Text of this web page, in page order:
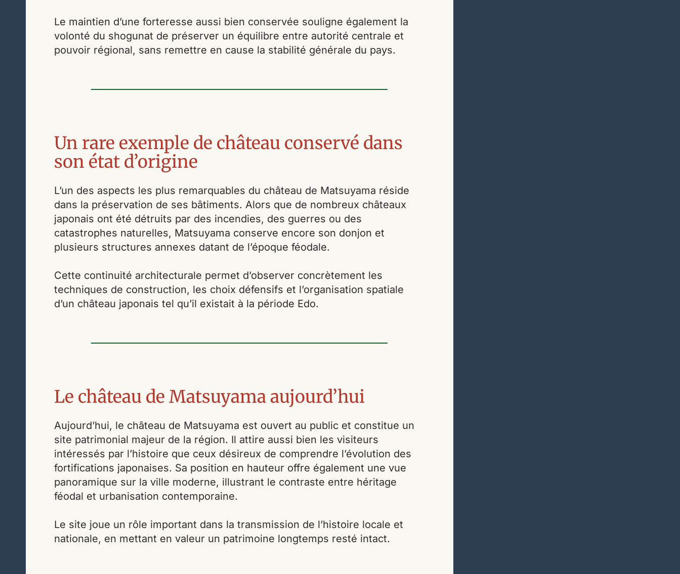
Le maintien d’une forteresse aussi bien conservée souligne également la
volonté du shogunat de préserver un équilibre entre autorité centrale et
pouvoir régional, sans remettre en cause la stabilité générale du pays.
Un rare exemple de château conservé dans
son état d’origine
L’un des aspects les plus remarquables du château de Matsuyama réside
dans la préservation de ses bâtiments. Alors que de nombreux châteaux
japonais ont été détruits par des incendies, des guerres ou des
catastrophes naturelles, Matsuyama conserve encore son donjon et
plusieurs structures annexes datant de l’époque féodale.
Cette continuité architecturale permet d’observer concrètement les
techniques de construction, les choix défensifs et l’organisation spatiale
d’un château japonais tel qu’il existait à la période Edo.
Le château de Matsuyama aujourd’hui
Aujourd’hui, le château de Matsuyama est ouvert au public et constitue un
site patrimonial majeur de la région. Il attire aussi bien les visiteurs
intéressés par l’histoire que ceux désireux de comprendre l’évolution des
fortifications japonaises. Sa position en hauteur offre également une vue
panoramique sur la ville moderne, illustrant le contraste entre héritage
féodal et urbanisation contemporaine.
Le site joue un rôle important dans la transmission de l’histoire locale et
nationale, en mettant en valeur un patrimoine longtemps resté intact.